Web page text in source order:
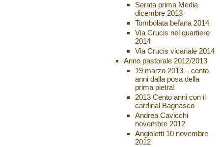
Serata prima Media
dicembre 2013
Tombolata befana 2014
Via Crucis nel quartiere
2014
Via Crucis vicariale 2014
Anno pastorale 2012/2013
19 marzo 2013 – cento
anni dalla posa della
prima pietra!
2013 Cento anni con il
cardinal Bagnasco
Andrea Cavicchi
novembre 2012
Angioletti 10 novembre
2012